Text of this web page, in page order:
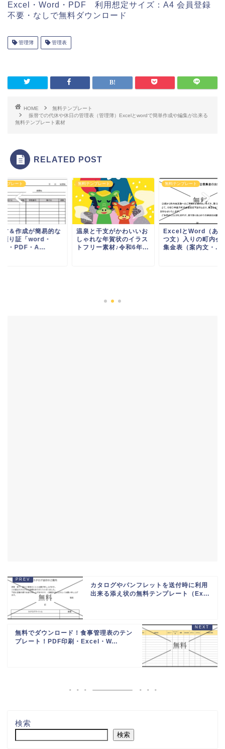
Excel・Word・PDF 利用想定サイズ：A4 会員登録
不要・なしで無料ダウンロード
管理簿 管理表
HOME
無料テンプレート
振替での代休や休日の管理表（管理簿）Excelとwordで簡単作成や編集が出来る
無料テンプレート素材
RELATED POST
ンプレート
方＆作成が簡易的な
預り証「word・
・PDF・A...
無料テンプレート
温泉と干支がかわいいお
しゃれな年賀状のイラス
トフリー素材♪令和6年...
無料テンプレート
ExcelとWord（あ
つ文）入りの町内会
集金表（案内文・...
カタログやパンフレットを送付時に利用
出来る添え状の無料テンプレート（Ex...
無料でダウンロード！食事管理表のテン
プレート！PDF印刷・Excel・W...
検索
検索